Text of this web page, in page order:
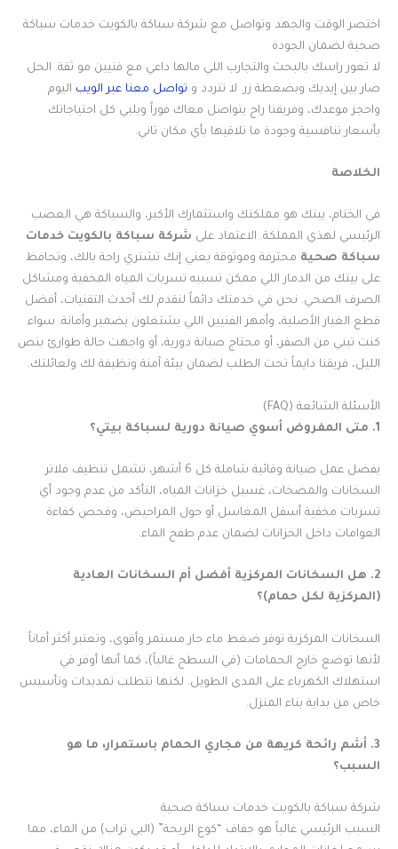
اختصر الوقت والجهد وتواصل مع شركة سباكة بالكويت خدمات سباكة
صحية لضمان الجودة
لا تعور راسك بالبحث والتجارب اللي مالها داعي مع فنيين مو ثقة. الحل
صار بين إيديك وبضغطة زر. لا تتردد و تواصل معنا عبر الويب اليوم
واحجز موعدك، وفريقنا راح يتواصل معاك فوراً ويلبي كل احتياجاتك
بأسعار تنافسية وجودة ما تلاقيها بأي مكان ثاني.
الخلاصة
في الختام، بيتك هو مملكتك واستثمارك الأكبر، والسباكة هي العصب
الرئيسي لهذي المملكة. الاعتماد على شركة سباكة بالكويت خدمات
سباكة صحية محترفة وموثوقة يعني إنك تشتري راحة بالك، وتحافظ
على بيتك من الدمار اللي ممكن تسببه تسربات المياه المخفية ومشاكل
الصرف الصحي. نحن في خدمتك دائماً لنقدم لك أحدث التقنيات، أفضل
قطع الغيار الأصلية، وأمهر الفنيين اللي يشتغلون بضمير وأمانة. سواء
كنت تبني من الصفر، أو محتاج صيانة دورية، أو واجهت حالة طوارئ بنص
الليل، فريقنا دايماً تحت الطلب لضمان بيئة آمنة ونظيفة لك ولعائلتك.
الأسئلة الشائعة (FAQ)
1. متى المفروض أسوي صيانة دورية لسباكة بيتي؟
يفضل عمل صيانة وقائية شاملة كل 6 أشهر، تشمل تنظيف فلاتر
السخانات والمضخات، غسيل خزانات المياه، التأكد من عدم وجود أي
تسربات مخفية أسفل المغاسل أو حول المراحيض، وفحص كفاءة
العوامات داخل الخزانات لضمان عدم طفح الماء.
2. هل السخانات المركزية أفضل أم السخانات العادية
(المركزية لكل حمام)؟
السخانات المركزية توفر ضغط ماء حار مستمر وأقوى، وتعتبر أكثر أماناً
لأنها توضع خارج الحمامات (في السطح غالباً)، كما أنها أوفر في
استهلاك الكهرباء على المدى الطويل. لكنها تتطلب تمديدات وتأسيس
خاص من بداية بناء المنزل.
3. أشم رائحة كريهة من مجاري الحمام باستمرار، ما هو
السبب؟
شركة سباكة بالكويت خدمات سباكة صحية
السبب الرئيسي غالباً هو جفاف “كوع الريحة” (البي تراب) من الماء، مما